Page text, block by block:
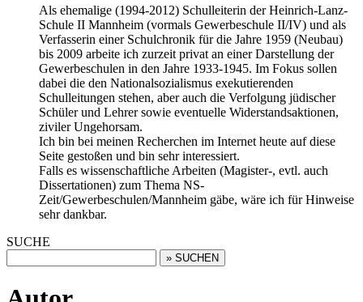
Als ehemalige (1994-2012) Schulleiterin der Heinrich-Lanz-
Schule II Mannheim (vormals Gewerbeschule II/IV) und als
Verfasserin einer Schulchronik für die Jahre 1959 (Neubau)
bis 2009 arbeite ich zurzeit privat an einer Darstellung der
Gewerbeschulen in den Jahre 1933-1945. Im Fokus sollen
dabei die den Nationalsozialismus exekutierenden
Schulleitungen stehen, aber auch die Verfolgung jüdischer
Schüler und Lehrer sowie eventuelle Widerstandsaktionen,
ziviler Ungehorsam.
Ich bin bei meinen Recherchen im Internet heute auf diese
Seite gestoßen und bin sehr interessiert.
Falls es wissenschaftliche Arbeiten (Magister-, evtl. auch
Dissertationen) zum Thema NS-
Zeit/Gewerbeschulen/Mannheim gäbe, wäre ich für Hinweise
sehr dankbar.
SUCHE